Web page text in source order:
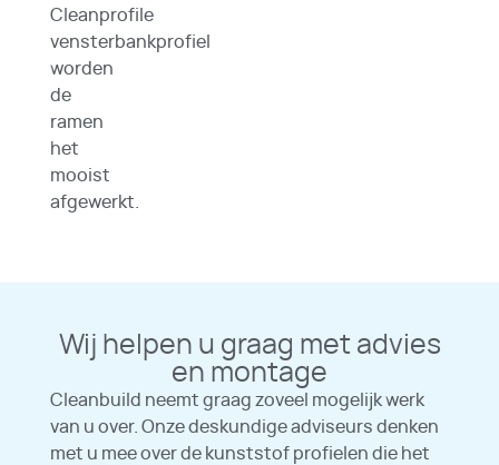
Cleanprofile
vensterbankprofiel
worden
de
ramen
het
mooist
afgewerkt.
Wij helpen u graag met advies
en montage
Cleanbuild neemt graag zoveel mogelijk werk
van u over. Onze deskundige adviseurs denken
met u mee over de kunststof profielen die het